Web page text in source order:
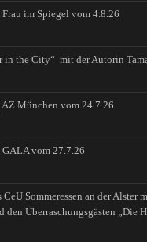
Frau im Spiegel vom 4.8.26
in the City“ mit der Autorin
AZ München vom 24.7.26
GALA vom 27.7.26
Sommeressen an der Alster
den Überraschungsgästen „Die